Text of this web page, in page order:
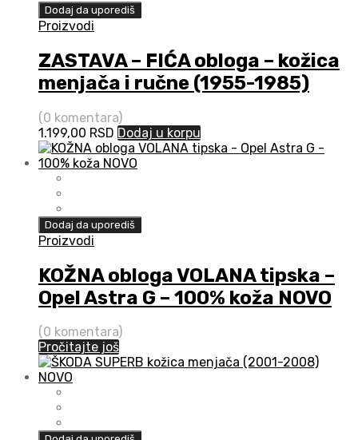
Dodaj da uporediš
Proizvodi
ZASTAVA – FIĆA obloga – kožica
menjača i ručne (1955-1985)
(0 komentara)
1.199,00 RSD Dodaj u korpu
Dodaj da uporediš
Proizvodi
KOŽNA obloga VOLANA tipska –
Opel Astra G – 100% koža NOVO
(0 komentara)
Pročitajte još